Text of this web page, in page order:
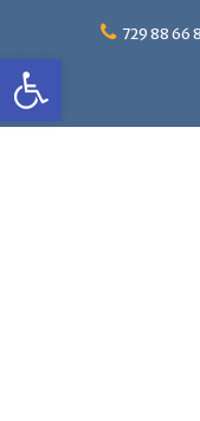
Otwórz pasek narzędzicontent
729 88 66